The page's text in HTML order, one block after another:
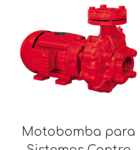
Motobomba para